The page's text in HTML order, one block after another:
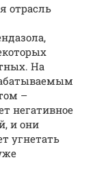
отрасль
На
–
негативное
и они
угнетать